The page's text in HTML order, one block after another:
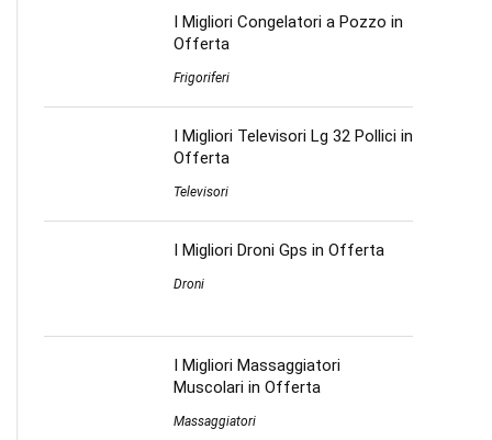
I Migliori Congelatori a Pozzo in
Offerta
Frigoriferi
I Migliori Televisori Lg 32 Pollici in
Offerta
Televisori
I Migliori Droni Gps in Offerta
Droni
I Migliori Massaggiatori
Muscolari in Offerta
Massaggiatori